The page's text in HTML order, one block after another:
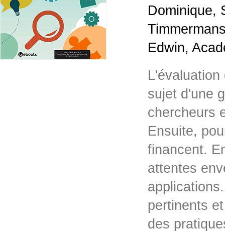
Dominique,
Edwin,
sujet d'une
chercheurs
Ensuite,
financent.
attentes
pertinents
des